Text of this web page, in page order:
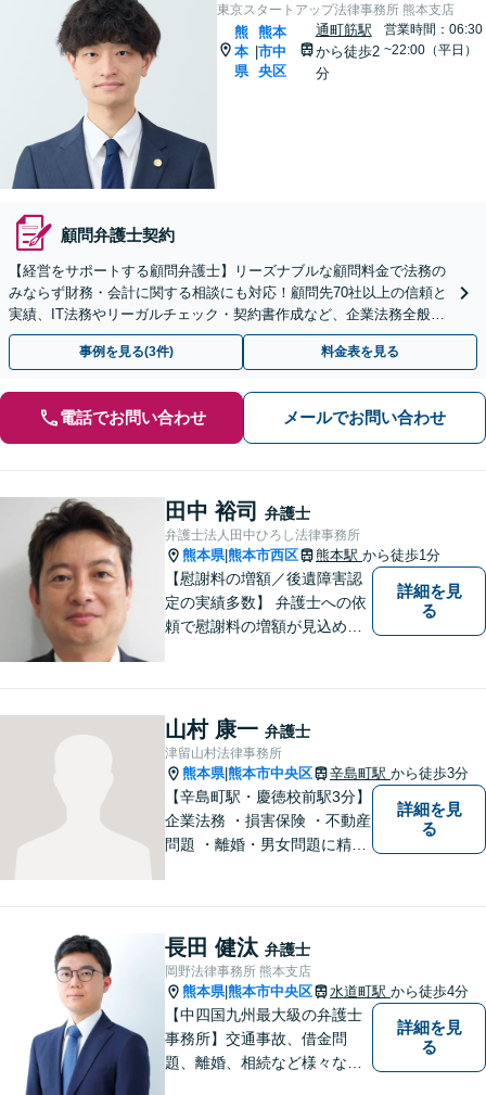
東京スタートアップ法律事務所 熊本支店
熊
本
県
熊本
市中
央区
通町筋駅
から徒歩2
分
営業時間：06:30
~22:00（平日）
顧問弁護士契約
【経営をサポートする顧問弁護士】リーズナブルな顧問料金で法務の
みならず財務・会計に関する相談にも対応！顧問先70社以上の信頼と
実績、IT法務やリーガルチェック・契約書作成など、企業法務全般に
ついてお気軽にご相談ください。
事例を見る(3件) 料金表を見る
電話でお問い合わせ メールでお問い合わせ
田中 裕司 弁護士
弁護士法人田中ひろし法律事務所
熊本県|熊本市西区 熊本駅 から徒歩1分
【慰謝料の増額／後遺障害認
定の実績多数】 弁護士への依
頼で慰謝料の増額が見込めま
ノウハウ多数】相続手続きか
ら遺言書までトータルサポー
ト【JR熊本駅から徒歩1分】
詳細を見
る
山村 康一 弁護士
津留山村法律事務所
熊本県|熊本市中央区 辛島町駅 から徒歩3分
【辛島町駅・慶徳校前駅3分】
企業法務 ・損害保険 ・不動産
問題 ・離婚・男女問題に精通
詳細を見
る
長田 健汰 弁護士
岡野法律事務所 熊本支店
熊本県|熊本市中央区 水道町駅 から徒歩4分
【中四国九州最大級の弁護士
事務所】交通事故、借金問
題、離婚、相続など様々な問
詳細を見
る